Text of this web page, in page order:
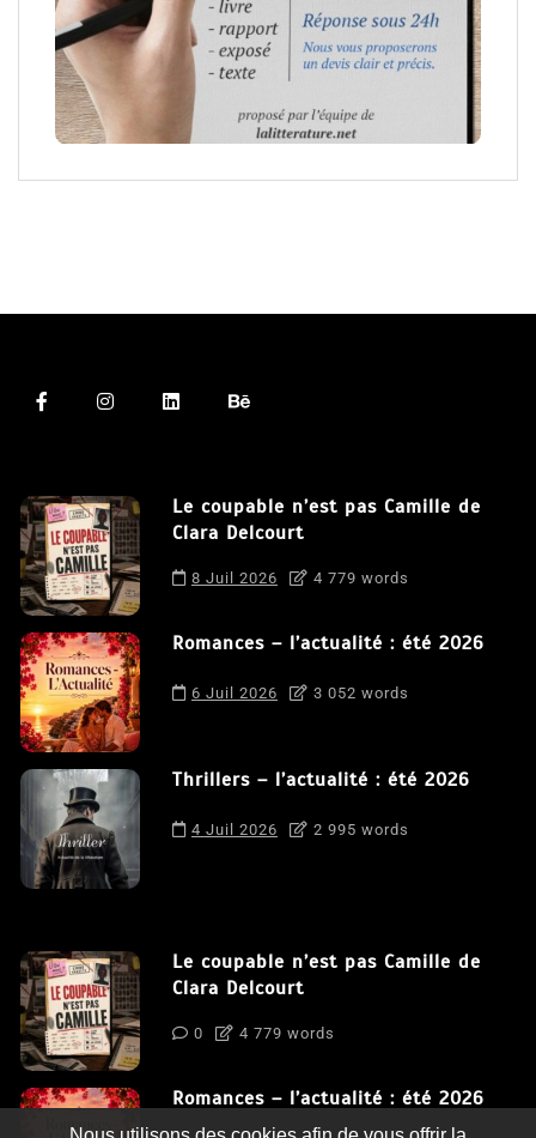
Le coupable n’est pas Camille de
Clara Delcourt
8 Juil 2026 4 779 words
Romances – l’actualité : été 2026
6 Juil 2026 3 052 words
Thrillers – l’actualité : été 2026
4 Juil 2026 2 995 words
Le coupable n’est pas Camille de
Clara Delcourt
0 4 779 words
Romances – l’actualité : été 2026